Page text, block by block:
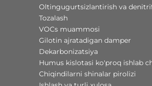
Oltingugurtsizlantirish va
Tozalash
VOCs muammosi
Gilotin ajratadigan damper
Dekarbonizatsiya
Humus kislotasi ko'proq ishlab
Chiqindilarni shinalar pirolizi